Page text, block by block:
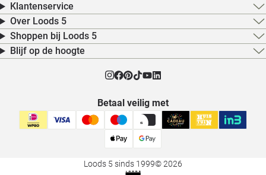
Klantenservice
Over Loods 5
Shoppen bij Loods 5
Blijf op de hoogte
Betaal veilig met
Loods 5 sinds 1999© 2026